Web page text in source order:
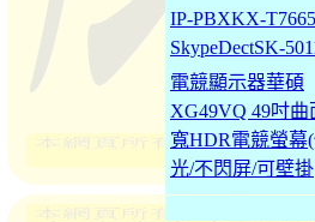
IP-PBXKX-
SkypeDectSK-
電競顯示器華碩
XG49VQ 49吋曲
寬HDR電競螢幕
光/不閃屏/可壁掛